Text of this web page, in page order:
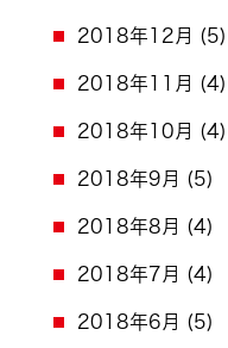
2018年12月 (5)
2018年11月 (4)
2018年10月 (4)
2018年9月 (5)
2018年8月 (4)
2018年7月 (4)
2018年6月 (5)